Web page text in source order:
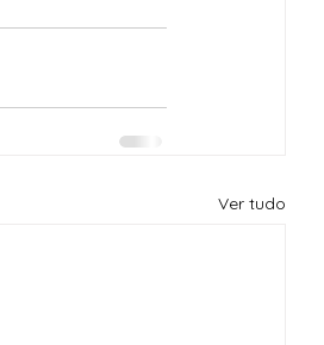
Ver tudo